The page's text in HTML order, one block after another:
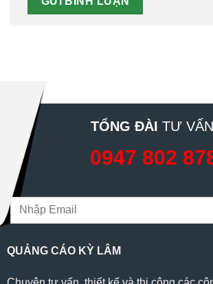
TỔNG ĐÀI TƯ
0947 802
QUẢNG CÁO KỲ LÂM